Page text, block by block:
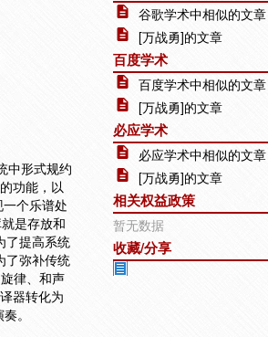
中形式规约
功能，以
个乐谱处
是存放和
了提高系统
了弥补传统
律、和声
器转化为
。
谷歌学术中相似的文章
[万战勇]的文章
百度学术
百度学术中相似的文章
[万战勇]的文章
必应学术
必应学术中相似的文章
[万战勇]的文章
相关权益政策
暂无数据
收藏/分享